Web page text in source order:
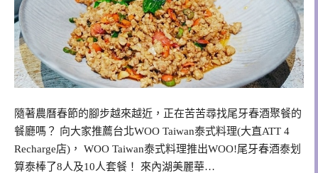
隨著農曆春節的腳步越來越近，正在苦苦尋找尾牙春酒聚餐的
餐廳嗎？ 向大家推薦台北WOO Taiwan泰式料理(大直ATT 4
Recharge店)， WOO Taiwan泰式料理推出WOO!尾牙春酒泰划
算泰棒了8人及10人套餐！ 來內湖美麗華…